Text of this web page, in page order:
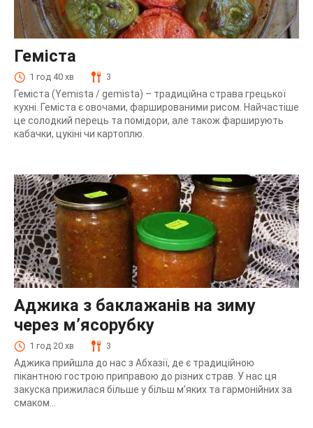
Геміста
1 год 40 хв 3
Геміста (Yemista / gemista) – традиційна страва грецької
кухні. Геміста є овочами, фаршированими рисом. Найчастіше
це солодкий перець та помідори, але також фарширують
кабачки, цукіні чи картоплю.
Аджика з баклажанів на зиму
через м’ясорубку
1 год 20 хв 3
Аджика прийшла до нас з Абхазії, де є традиційною
пікантною гострою приправою до різних страв. У нас ця
закуска прижилася більше у більш м’яких та гармонійних за
смаком...